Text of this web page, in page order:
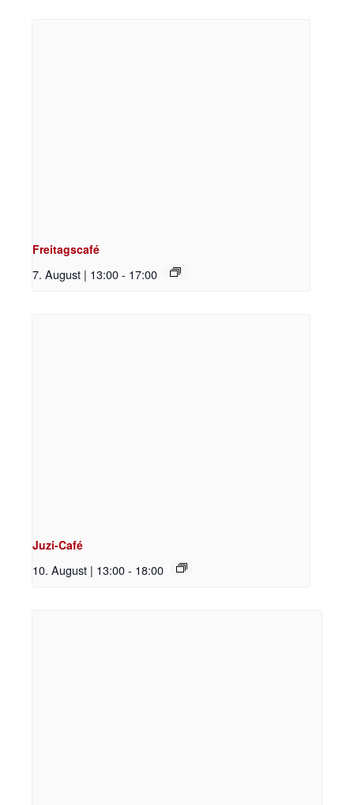
Freitagscafé
7. August | 13:00- 17:00
Juzi-Café
10. August | 13:00- 18:00